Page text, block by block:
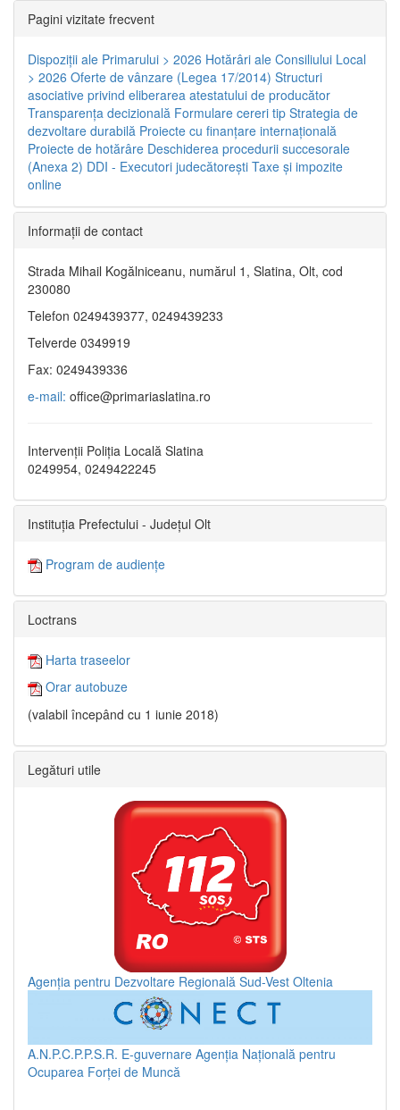
Pagini vizitate frecvent
Dispoziţii ale Primarului > 2026 Hotărâri ale Consiliului Local
> 2026 Oferte de vânzare (Legea 17/2014) Structuri
asociative privind eliberarea atestatului de producător
Transparenţa decizională Formulare cereri tip Strategia de
dezvoltare durabilă Proiecte cu finanţare internaţională
Proiecte de hotărâre Deschiderea procedurii succesorale
(Anexa 2) DDI - Executori judecătorești Taxe şi impozite
online
Informaţii de contact
Strada Mihail Kogălniceanu, numărul 1, Slatina, Olt, cod
230080
Telefon 0249439377, 0249439233
Telverde 0349919
Fax: 0249439336
e-mail: office@primariaslatina.ro
Intervenții Poliția Locală Slatina
0249954, 0249422245
Instituția Prefectului - Județul Olt
Program de audiențe
Loctrans
Harta traseelor
Orar autobuze
(valabil începând cu 1 iunie 2018)
Legături utile
Agenția pentru Dezvoltare Regională Sud-Vest Oltenia
A.N.P.C.P.P.S.R. E-guvernare Agenția Națională pentru
Ocuparea Forței de Muncă